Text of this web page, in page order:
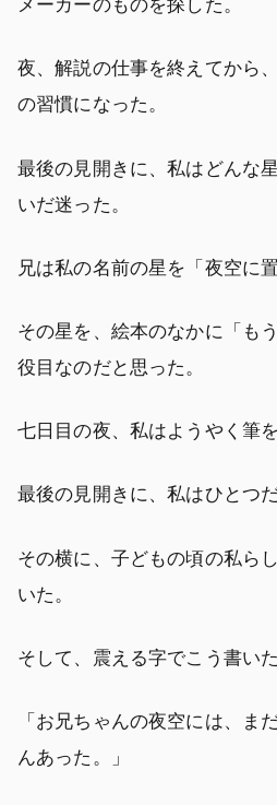
メーカーのものを探した。
夜、解説の仕事を終えてから
の習慣になった。
最後の見開きに、私はどんな
いだ迷った。
兄は私の名前の星を「夜空に
その星を、絵本のなかに「も
役目なのだと思った。
七日目の夜、私はようやく筆を
最後の見開きに、私はひとつ
その横に、子どもの頃の私ら
いた。
そして、震える字でこう書いた
「お兄ちゃんの夜空には、ま
んあった。」